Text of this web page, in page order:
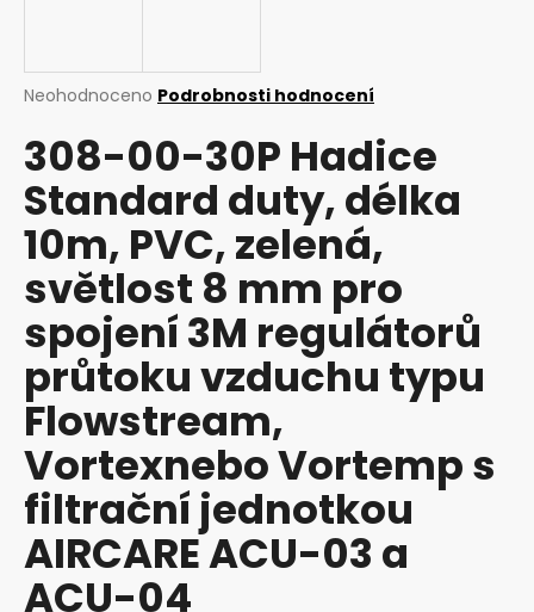
Průměrné
produktu
je
0,0
z
5
hvězdiček.
Neohodnoceno Podrobnosti hodnocení
308-00-30P Hadice
Standard duty, délka
10m, PVC, zelená,
světlost 8 mm pro
spojení 3M regulátorů
průtoku vzduchu typu
Flowstream,
Vortexnebo Vortemp s
filtrační jednotkou
AIRCARE ACU-03 a
ACU-04
j
í
?
HLEDAT
D
o
p
o
r
u
č
u
j